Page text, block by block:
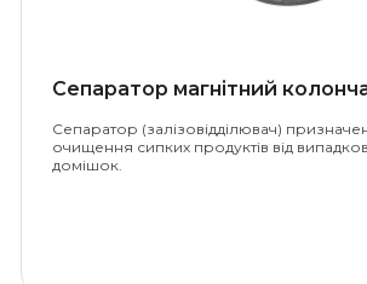
Сепаратор магнітний
Сепаратор (залізовідділювач)
очищення сипких продуктів від
домішок.